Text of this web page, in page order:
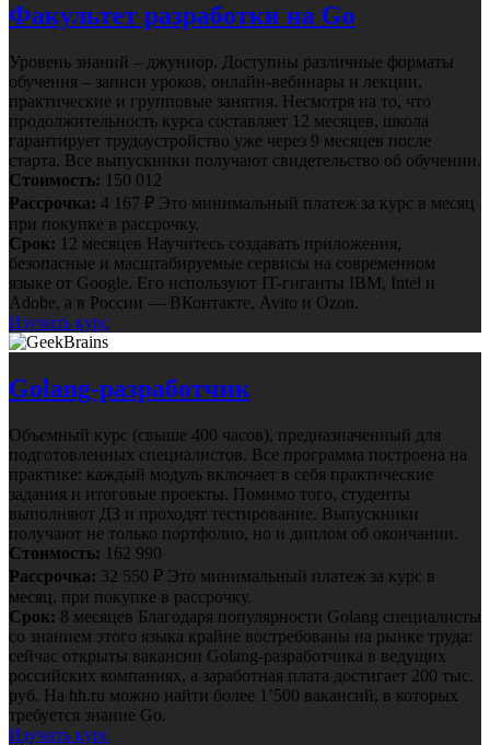
Факультет разработки на Go
Уровень знаний – джуниор. Доступны различные форматы
обучения – записи уроков, онлайн-вебинары и лекции,
практические и групповые занятия. Несмотря на то, что
продолжительность курса составляет 12 месяцев, школа
гарантирует трудоустройство уже через 9 месяцев после
старта. Все выпускники получают свидетельство об обучении.
Стоимость: 150 012
Рассрочка: 4 167 ₽ Это минимальный платеж за курс в месяц
при покупке в рассрочку.
Срок: 12 месяцев Научитесь создавать приложения,
безопасные и масштабируемые сервисы на современном
языке от Google. Его используют IT-гиганты IBM, Intel и
Adobe, а в России — ВКонтакте, Avito и Ozon.
Изучить курс
Golang-разработчик
Объемный курс (свыше 400 часов), предназначенный для
подготовленных специалистов. Все программа построена на
практике: каждый модуль включает в себя практические
задания и итоговые проекты. Помимо того, студенты
выполняют ДЗ и проходят тестирование. Выпускники
получают не только портфолио, но и диплом об окончании.
Стоимость: 162 990
Рассрочка: 32 550 ₽ Это минимальный платеж за курс в
месяц, при покупке в рассрочку.
Срок: 8 месяцев Благодаря популярности Golang специалисты
со знанием этого языка крайне востребованы на рынке труда:
сейчас открыты вакансии Golang-разработчика в ведущих
российских компаниях, а заработная плата достигает 200 тыс.
руб. На hh.ru можно найти более 1’500 вакансий, в которых
требуется знание Go.
Изучить курс